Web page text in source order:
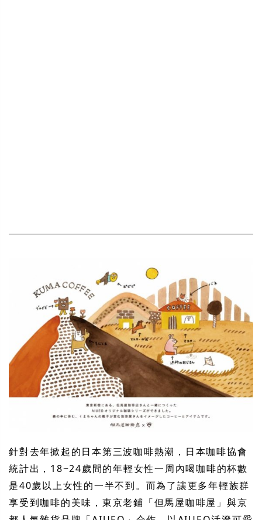
針對去年掀起的日本第三波咖啡熱潮，日本咖啡協會
統計出，18~24歲間的年輕女性一周內喝咖啡的杯數
是40歲以上女性的一半不到。而為了讓更多年輕族群
享受到咖啡的美味，東京老鋪「但馬屋咖啡屋」與京